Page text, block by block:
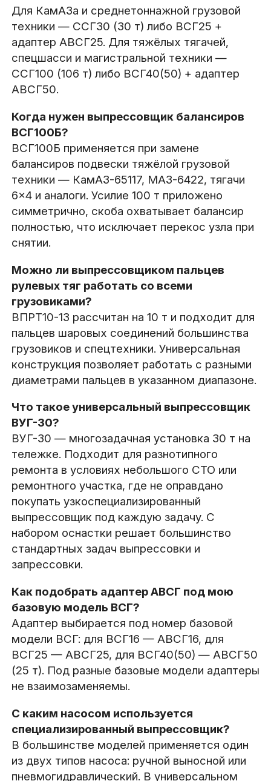
Для КамАЗа и среднетоннажной грузовой
техники — ССГ30 (30 т) либо ВСГ25 +
адаптер АВСГ25. Для тяжёлых тягачей,
спецшасси и магистральной техники —
ССГ100 (106 т) либо ВСГ40(50) + адаптер
АВСГ50.
Когда нужен выпрессовщик балансиров
ВСГ100Б?
ВСГ100Б применяется при замене
балансиров подвески тяжёлой грузовой
техники — КамАЗ-65117, МАЗ-6422, тягачи
6×4 и аналоги. Усилие 100 т приложено
симметрично, скоба охватывает балансир
полностью, что исключает перекос узла при
снятии.
Можно ли выпрессовщиком пальцев
рулевых тяг работать со всеми
грузовиками?
ВПРТ10-13 рассчитан на 10 т и подходит для
пальцев шаровых соединений большинства
грузовиков и спецтехники. Универсальная
конструкция позволяет работать с разными
диаметрами пальцев в указанном диапазоне.
Что такое универсальный выпрессовщик
ВУГ-30?
ВУГ-30 — многозадачная установка 30 т на
тележке. Подходит для разнотипного
ремонта в условиях небольшого СТО или
ремонтного участка, где не оправдано
покупать узкоспециализированный
выпрессовщик под каждую задачу. С
набором оснастки решает большинство
стандартных задач выпрессовки и
запрессовки.
Как подобрать адаптер АВСГ под мою
базовую модель ВСГ?
Адаптер выбирается под номер базовой
модели ВСГ: для ВСГ16 — АВСГ16, для
ВСГ25 — АВСГ25, для ВСГ40(50) — АВСГ50
(25 т). Под разные базовые модели адаптеры
не взаимозаменяемы.
С каким насосом используется
специализированный выпрессовщик?
В большинстве моделей применяется один
из двух типов насоса: ручной выносной или
пневмогидравлический. В универсальном